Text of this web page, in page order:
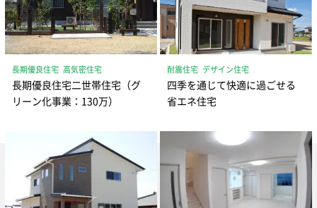
長期優良住宅 高気密住宅
長期優良住宅二世帯住宅（グ
リーン化事業：130万）
耐震住宅 デザイン住宅
四季を通じて快適に過ごせる
省エネ住宅